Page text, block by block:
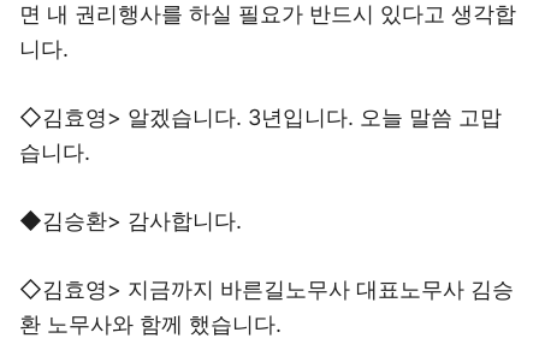
면 내 권리행사를 하실 필요가 반드시 있다고 생각합
니다.
◇김효영> 알겠습니다. 3년입니다. 오늘 말씀 고맙
습니다.
◆김승환> 감사합니다.
◇김효영> 지금까지 바른길노무사 대표노무사 김승
환 노무사와 함께 했습니다.